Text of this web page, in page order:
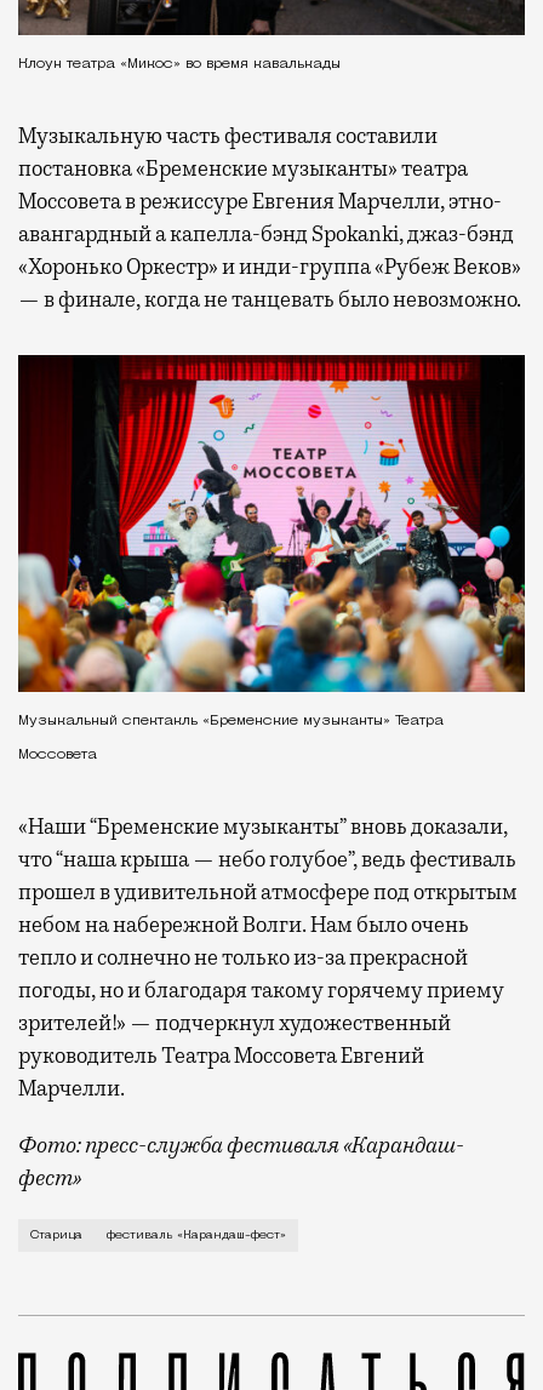
Клоун театра «Микос» во время кавалькады
Музыкальную часть фестиваля составили
постановка «Бременские музыканты» театра
Моссовета в режиссуре Евгения Марчелли, этно-
авангардный а капелла-бэнд Spokanki, джаз-бэнд
«Хоронько Оркестр» и инди-группа «Рубеж Веков»
— в финале, когда не танцевать было невозможно.
Музыкальный спектакль «Бременские музыканты» Театра
Моссовета
«Наши “Бременские музыканты” вновь доказали,
что “наша крыша — небо голубое”, ведь фестиваль
прошел в удивительной атмосфере под открытым
небом на набережной Волги. Нам было очень
тепло и солнечно не только из-за прекрасной
погоды, но и благодаря такому горячему приему
зрителей!» — подчеркнул художественный
руководитель Театра Моссовета Евгений
Марчелли.
Фото: пресс-служба фестиваля «Карандаш-
фест»
В минувший уикенд маленькая Старица в
Старица фестиваль «Карандаш-фест»